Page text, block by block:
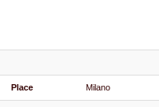
Place Milano